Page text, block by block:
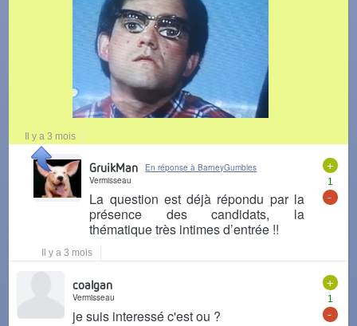
Il y a 3 mois
+
1
-
GruikMan
En réponse à BarneyGumbles
Vermisseau
La question est déjà répondu par la
présence des candidats, la
thématique très intimes d’entrée !!
Il y a 3 mois
+
1
-
coalgan
Vermisseau
je suis interessé c'est ou ?